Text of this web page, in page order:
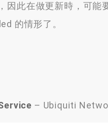
在做更新時，可能要
的情形了。
– Ubiquiti